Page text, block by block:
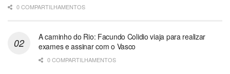
0 COMPARTILHAMENTOS
A caminho do Rio: Facundo Colidio viaja para realizar
exames e assinar com o Vasco
0 COMPARTILHAMENTOS